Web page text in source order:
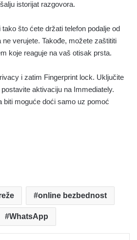
istorijat razgovora.
što ćete držati telefon podalje od
ne verujete. Takođe, možete zaštititi
koje reaguje na vaš otisak prsta.
i zatim Fingerprint lock. Uključite
aktivaciju na Immediately.
biti moguće doći samo uz pomoć
online bezbednost
WhatsApp